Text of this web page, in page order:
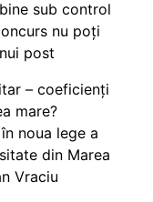
sub control
nu poți
post
– coeficienți
mare?
noua lege a
din Marea
Vraciu